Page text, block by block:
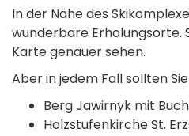
In der Nähe des
wunderbare Erholungsorte.
Karte genauer sehen.
Aber in jedem Fall sollten
Berg Jawirnyk mit
Holzstufenkirche St.